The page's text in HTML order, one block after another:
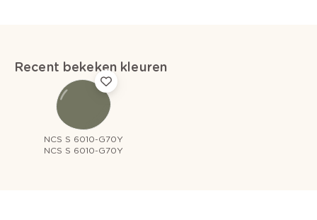
Recent bekeken kleuren
NCS S 6010-G70Y
NCS S 6010-G70Y